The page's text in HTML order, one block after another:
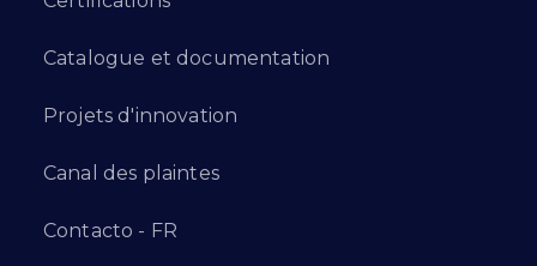
Catalogue et documentation
Projets d'innovation
Canal des plaintes
Contacto - FR